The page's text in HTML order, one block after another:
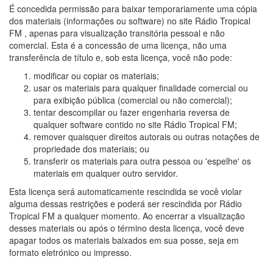
É concedida permissão para baixar temporariamente uma cópia
dos materiais (informações ou software) no site Rádio Tropical
FM , apenas para visualização transitória pessoal e não
comercial. Esta é a concessão de uma licença, não uma
transferência de título e, sob esta licença, você não pode:
modificar ou copiar os materiais;
usar os materiais para qualquer finalidade comercial ou
para exibição pública (comercial ou não comercial);
tentar descompilar ou fazer engenharia reversa de
qualquer software contido no site Rádio Tropical FM;
remover quaisquer direitos autorais ou outras notações de
propriedade dos materiais; ou
transferir os materiais para outra pessoa ou 'espelhe' os
materiais em qualquer outro servidor.
Esta licença será automaticamente rescindida se você violar
alguma dessas restrições e poderá ser rescindida por Rádio
Tropical FM a qualquer momento. Ao encerrar a visualização
desses materiais ou após o término desta licença, você deve
apagar todos os materiais baixados em sua posse, seja em
formato eletrónico ou impresso.